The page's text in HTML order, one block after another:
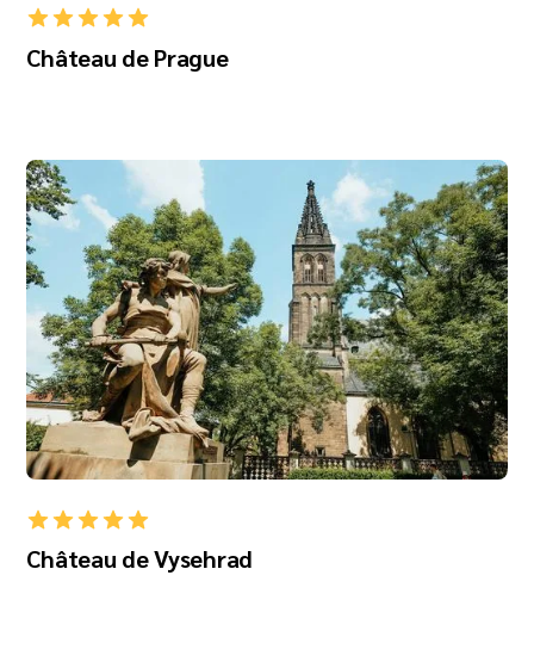
Château de Prague
Château de Vysehrad